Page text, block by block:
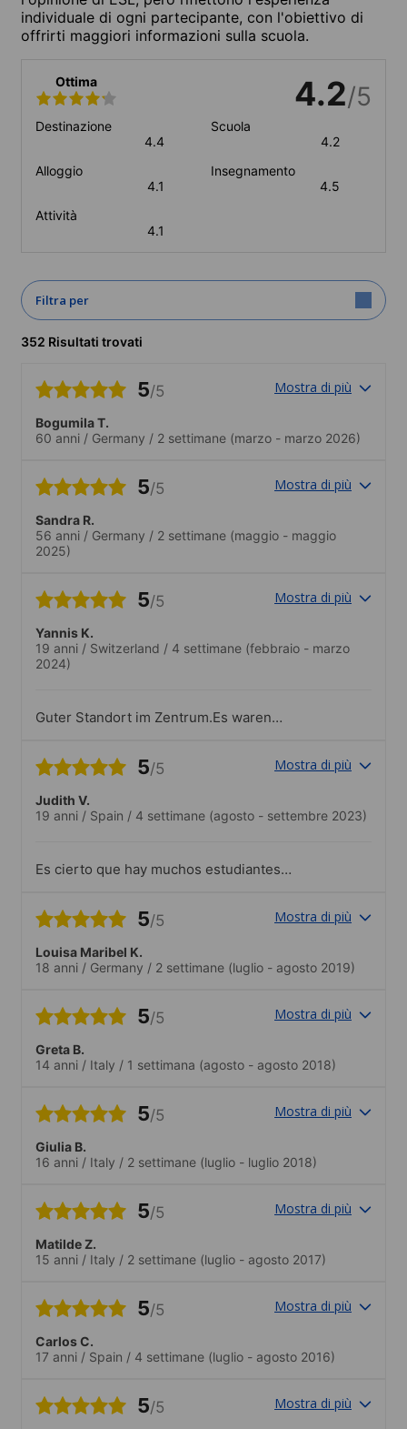
individuale di ogni partecipante, con l'obiettivo di
offrirti maggiori informazioni sulla scuola.
Ottima 4.2/5
Destinazione
4.4
Scuola
4.2
Alloggio
4.1
Insegnamento
4.5
Attività
4.1
Filtra per
352 Risultati trovati
5/5 Mostra di più
Bogumila T.
60 anni / Germany / 2 settimane (marzo - marzo 2026)
5/5 Mostra di più
Sandra R.
56 anni / Germany / 2 settimane (maggio - maggio
2025)
5/5 Mostra di più
Yannis K.
19 anni / Switzerland / 4 settimane (febbraio - marzo
2024)
Guter Standort im Zentrum.Es waren
abwechslungsreich und nett
5/5 Mostra di più
Judith V.
19 anni / Spain / 4 settimane (agosto - settembre 2023)
Es cierto que hay muchos estudiantes
es precioso con esencia inglesa..Siempre
tenías la opción de visitar otras ciudades
por un módico precio.
5/5 Mostra di più
Louisa Maribel K.
18 anni / Germany / 2 settimane (luglio - agosto 2019)
5/5 Mostra di più
Greta B.
14 anni / Italy / 1 settimana (agosto - agosto 2018)
5/5 Mostra di più
Giulia B.
16 anni / Italy / 2 settimane (luglio - luglio 2018)
5/5 Mostra di più
Matilde Z.
15 anni / Italy / 2 settimane (luglio - agosto 2017)
5/5 Mostra di più
Carlos C.
17 anni / Spain / 4 settimane (luglio - agosto 2016)
5/5 Mostra di più